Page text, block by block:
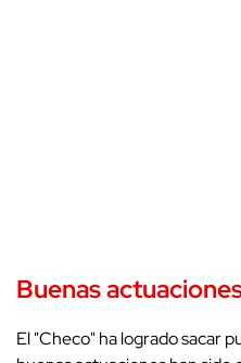
Buenas
El "Checo" ha logrado sacar